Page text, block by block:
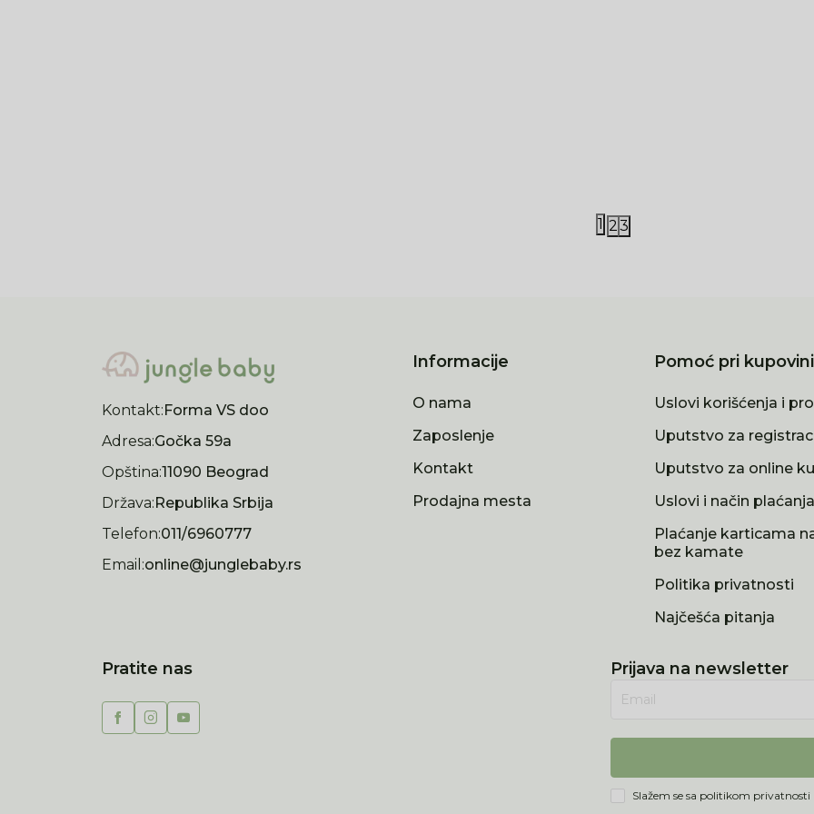
1 23
Kontakt:Forma VS doo
Adresa:Gočka 59a
Opština:11090 Beograd
Država:Republika Srbija
Telefon:011/6960777
Email:online@junglebaby.rs
Informacije
O nama
Zaposlenje
Kontakt
Prodajna mesta
Pomoć pri kupovini
Uslovi korišćenja i
Uputstvo za
Uputstvo za online
Uslovi i način plaćanja
Plaćanje karticama
bez kamate
Politika privatnosti
Najčešća pitanja
Pratite nas Prijava na newsletter
Email
Slažem se sa politikom privatnosti